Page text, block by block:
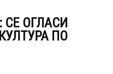
СЕ ОГЛАСИ
ПО